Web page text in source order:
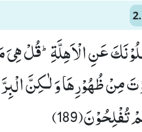
عَنِ الْاَهِلَّةِؕ-قُلْ
مِنْ ظُهُوْرِهَا وَ لٰـكِنَّ